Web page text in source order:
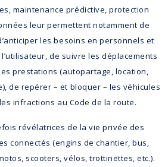
maintenance prédictive, protection
leur permettent notamment de
les besoins en personnels et
de suivre les déplacements
prestations (autopartage, location,
de repérer – et bloquer – les véhicules
infractions au Code de la route.
révélatrices de la vie privée des
connectés (engins de chantier, bus,
scooters, vélos, trottinettes, etc.).